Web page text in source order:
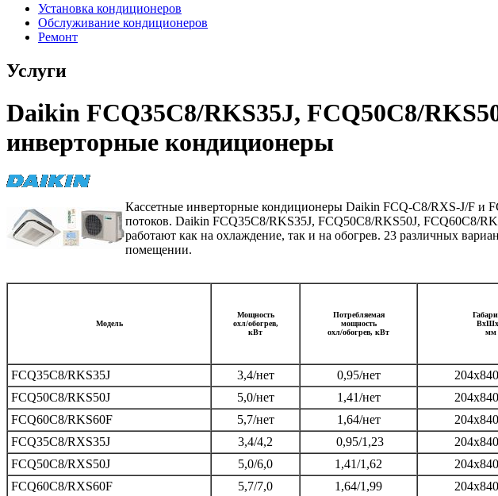
Установка кондиционеров
Обслуживание кондиционеров
Ремонт
Услуги
Daikin FСQ35C8/RKS35J, FСQ50C8/
инверторные кондиционеры
Кассетные инверторные кондиционеры Daikin FCQ-C8/RXS-J/F и
потоков. Daikin FCQ35C8/RKS35J, FCQ50C8/RKS50J, FCQ60C8/
работают как на охлаждение, так и на обогрев. 23 различных
помещении.
Модель
Мощность
охл/обогрев,
кВт
Потребляемая
мощность
охл/обогрев, кВт
мм
FCQ35C8/RKS35J 3,4/нет 0,95/нет
FCQ50C8/RKS50J
5,0/нет 1,41/нет
FCQ60C8/RKS60F
5,7/нет 1,64/нет
FCQ35C8/RXS35J
3,4/4,2 0,95/1,23
FCQ50C8/RXS50J
5,0/6,0 1,41/1,62
FCQ60C8/RXS60F
5,7/7,0 1,64/1,99